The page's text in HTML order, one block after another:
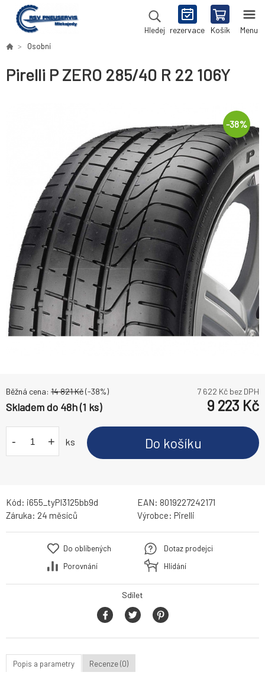
Hledej rezervace Košík Menu
Osobní
Pirelli P ZERO 285/40 R 22 106Y
-38%
Běžná cena: 14 821Kč(-38%) 7 622 Kč bez DPH
Skladem do 48h (1 ks) 9 223 Kč
- + ks Do košíku
Kód: i655_tyPI3125bb9d EAN: 8019227242171
Záruka: 24 měsíců Výrobce: Pirelli
Do oblíbených
Porovnání
Dotaz prodejci
Hlídání
Sdílet
Popis a parametry Recenze (0)